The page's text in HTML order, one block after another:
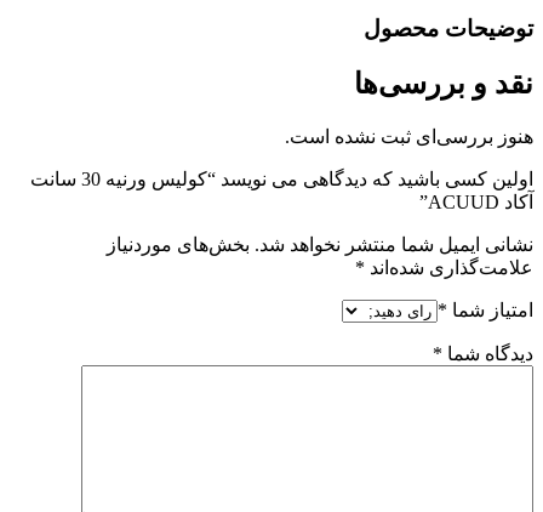
توضیحات محصول
نقد و بررسی‌ها
هنوز بررسی‌ای ثبت نشده است.
اولین کسی باشید که دیدگاهی می نویسد “کولیس ورنیه 30 سانت
آکاد ACUUD”
نشانی ایمیل شما منتشر نخواهد شد. بخش‌های موردنیاز
علامت‌گذاری شده‌اند *
امتیاز شما *
دیدگاه شما *